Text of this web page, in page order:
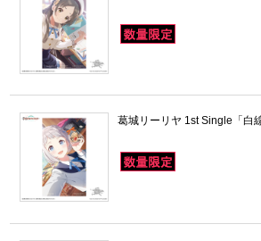
葛城リーリヤ 1st Single「白線